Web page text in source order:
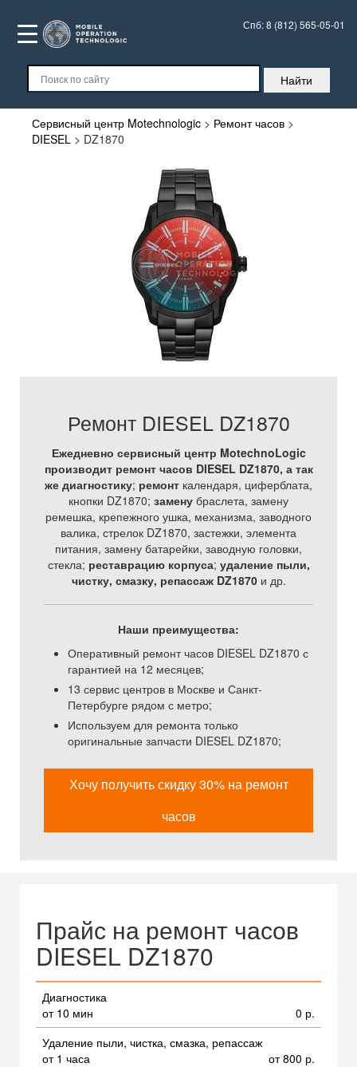
Спб:8 (812) 565-05-01
Сервисный центр Motechnologic > Ремонт часов >
DIESEL > DZ1870
Ремонт DIESEL DZ1870
Ежедневно сервисный центр MotechnoLogic
производит ремонт часов DIESEL DZ1870, а так
же диагностику; ремонт календаря, циферблата,
кнопки DZ1870; замену браслета, замену
ремешка, крепежного ушка, механизма, заводного
валика, стрелок DZ1870, застежки, элемента
питания, замену батарейки, заводную головки,
стекла; реставрацию корпуса; удаление пыли,
чистку, смазку, репассаж DZ1870и др.
Наши преимущества:
Оперативный ремонт часов DIESEL DZ1870 с
гарантией на 12 месяцев;
13 сервис центров в Москве и Санкт-
Петербурге рядом с метро;
Используем для ремонта только
оригинальные запчасти DIESEL DZ1870;
Хочу получить скидку 30% на ремонт
часов
Прайс на ремонт часов
DIESEL DZ1870
Диагностика
от 10 мин
0 р.
Удаление пыли, чистка, смазка, репассаж
от 1 часа
от 800 р.